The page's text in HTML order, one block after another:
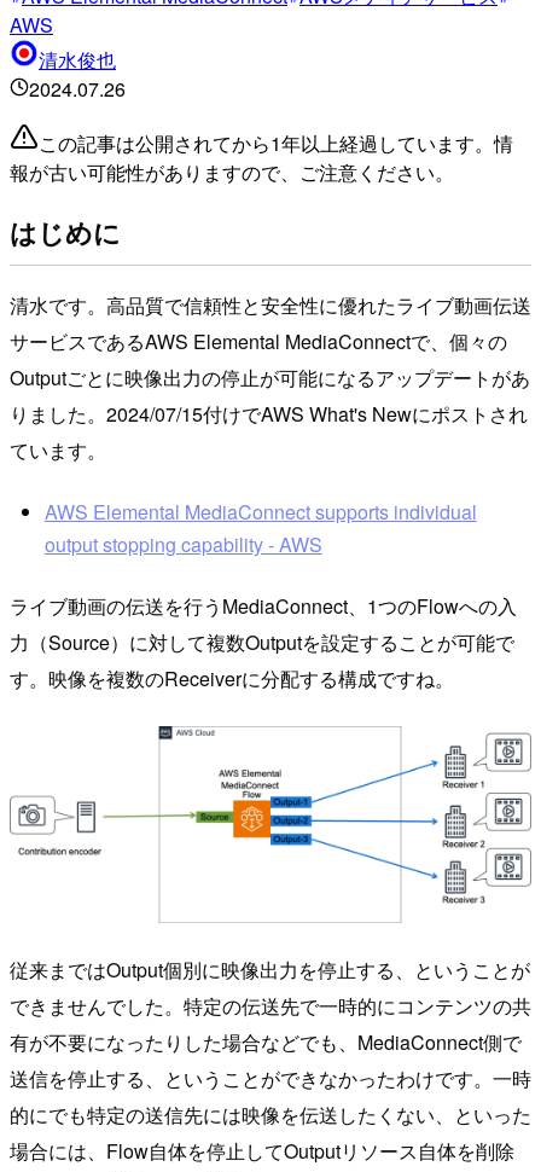
AWS
清水俊也
2024.07.26
この記事は公開されてから1年以上経過しています。情
報が古い可能性がありますので、ご注意ください。
はじめに
清水です。高品質で信頼性と安全性に優れたライブ動画伝送
サービスであるAWS Elemental MediaConnectで、個々の
Outputごとに映像出力の停止が可能になるアップデートがあ
りました。2024/07/15付けでAWS What's Newにポストされ
ています。
AWS Elemental MediaConnect supports individual
output stopping capability - AWS
ライブ動画の伝送を行うMediaConnect、1つのFlowへの入
力（Source）に対して複数Outputを設定することが可能で
す。映像を複数のReceiverに分配する構成ですね。
従来まではOutput個別に映像出力を停止する、ということが
できませんでした。特定の伝送先で一時的にコンテンツの共
有が不要になったりした場合などでも、MediaConnect側で
送信を停止する、ということができなかったわけです。一時
的にでも特定の送信先には映像を伝送したくない、といった
場合には、Flow自体を停止してOutputリソース自体を削除